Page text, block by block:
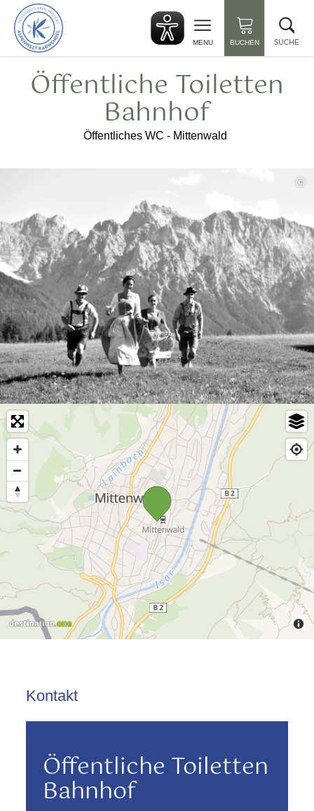
zurück
zur
Startseite
MENU BUCHEN SUCHE
Öffentliche Toiletten
Bahnhof
Öffentliches WC - Mittenwald
©
Kontakt
Öffentliche Toiletten
Bahnhof